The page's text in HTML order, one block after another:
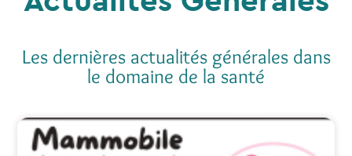
Les dernières actualités générales dans
le domaine de la santé